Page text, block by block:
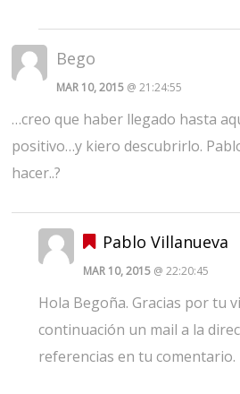
Bego
MAR 10, 2015 @ 21:24:55
…creo que haber llegado hasta
positivo…y kiero descubrirlo.
hacer..?
Pablo Villanueva
MAR 10, 2015 @ 22:20:45
Hola Begoña. Gracias por tu
continuación un mail a la
referencias en tu comentario.